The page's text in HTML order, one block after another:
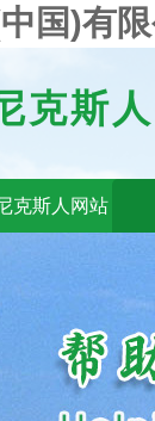
国)有
克斯
克斯人网站